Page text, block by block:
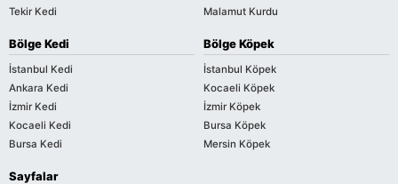
Tekir Kedi
Malamut Kurdu
Bölge Kedi
İstanbul Kedi
Ankara Kedi
İzmir Kedi
Kocaeli Kedi
Bursa Kedi
Bölge Köpek
İstanbul Köpek
Kocaeli Köpek
İzmir Köpek
Bursa Köpek
Mersin Köpek
Sayfalar